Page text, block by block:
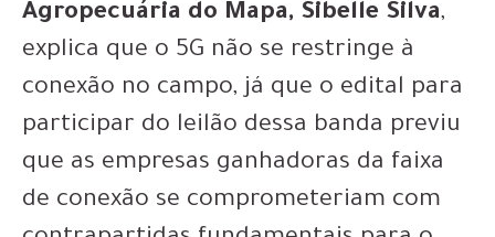
Agropecuária do Mapa, Sibelle Silva,
explica que o 5G não se restringe à
conexão no campo, já que o edital para
participar do leilão dessa banda previu
que as empresas ganhadoras da faixa
de conexão se comprometeriam com